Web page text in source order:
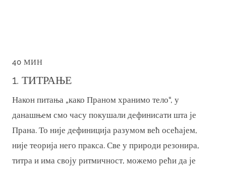
40 МИН
1. ТИТРАЊЕ
Након питања „како Праном хранимо тело“, у
данашњем смо часу покушали дефинисати шта је
Прана. То није дефиниција разумом већ осећајем,
није теорија него пракса. Све у природи резонира,
титра и има своју ритмичност, можемо рећи да је